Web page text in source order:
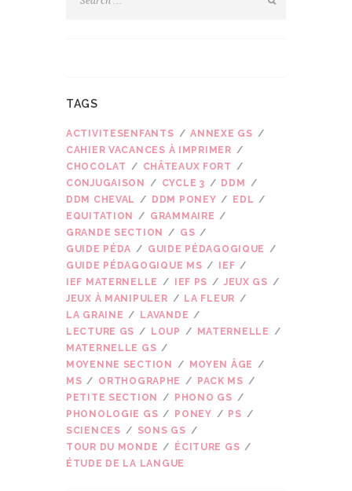
TAGS
ACTIVITESENFANTS
ANNEXE GS
CAHIER VACANCES À IMPRIMER
CHOCOLAT
CHÂTEAUX FORT
CONJUGAISON
CYCLE 3
DDM
DDM CHEVAL
DDM PONEY
EDL
EQUITATION
GRAMMAIRE
GRANDE SECTION
GS
GUIDE PÉDA
GUIDE PÉDAGOGIQUE
GUIDE PÉDAGOGIQUE MS
IEF
IEF MATERNELLE
IEF PS
JEUX GS
JEUX À MANIPULER
LA FLEUR
LA GRAINE
LAVANDE
LECTURE GS
LOUP
MATERNELLE
MATERNELLE GS
MOYENNE SECTION
MOYEN ÂGE
MS
ORTHOGRAPHE
PACK MS
PETITE SECTION
PHONO GS
PHONOLOGIE GS
PONEY
PS
SCIENCES
SONS GS
TOUR DU MONDE
ÉCITURE GS
ÉTUDE DE LA LANGUE